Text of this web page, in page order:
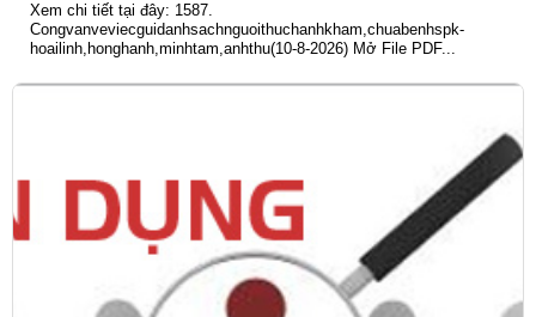
Xem chi tiết tại đây: 1587.
Congvanveviecguidanhsachnguoithuchanhkham,chuabenhspk-
hoailinh,honghanh,minhtam,anhthu(10-8-2026) Mở File PDF...